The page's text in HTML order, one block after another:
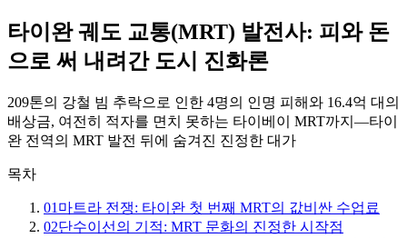
타이완 궤도 교통(MRT) 발전사: 피와 돈
으로 써 내려간 도시 진화론
209톤의 강철 빔 추락으로 인한 4명의 인명 피해와 16.4억 대의
배상금, 여전히 적자를 면치 못하는 타이베이 MRT까지—타이
완 전역의 MRT 발전 뒤에 숨겨진 진정한 대가
목차
01 마트라 전쟁: 타이완 첫 번째 MRT의 값비싼 수업료
02단수이선의 기적: MRT 문화의 진정한 시작점